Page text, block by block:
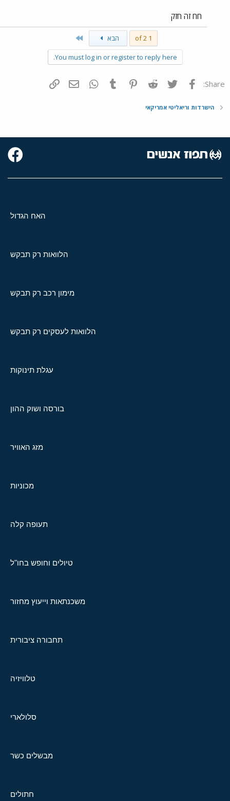
חח זה חזק
1 of 2 הבא
You must log in or register to reply here.
Share: פייסבוק Twitter
Reddit
Pinterest
Tumblr
WhatsAppדואר אלקטרוני
הישרדות וריאליטי אמריקאי
האח הגדול
הלוואות רק תבקש
מימון רכב רק תבקש
הלוואות לעסקים רק תבקש
עגלת תינוקות
בורסה ושוק ההון
מזג האוויר
מכוניות
תעופה קלה
טיולים וחופש בחו"ל
משכנתאות וייעוץ מחזור
תחבורה ציבורית
טלוויזיה
סלולארי
מבשלים כשר
חתולים